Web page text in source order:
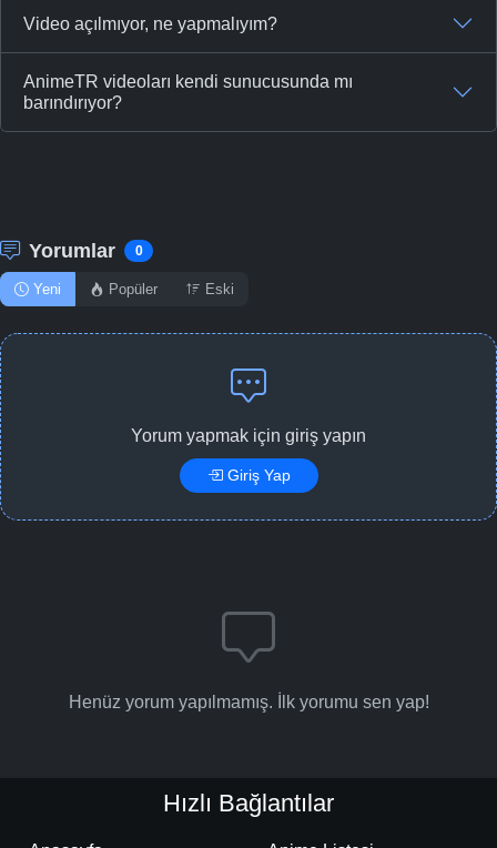
Video açılmıyor, ne yapmalıyım?
AnimeTR videoları kendi sunucusunda mı
barındırıyor?
Yorumlar 0
Yeni Popüler Eski
Yorum yapmak için giriş yapın
Giriş Yap
Henüz yorum yapılmamış. İlk yorumu sen yap!
Hızlı Bağlantılar